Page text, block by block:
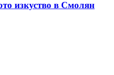
изкуство в Смолян